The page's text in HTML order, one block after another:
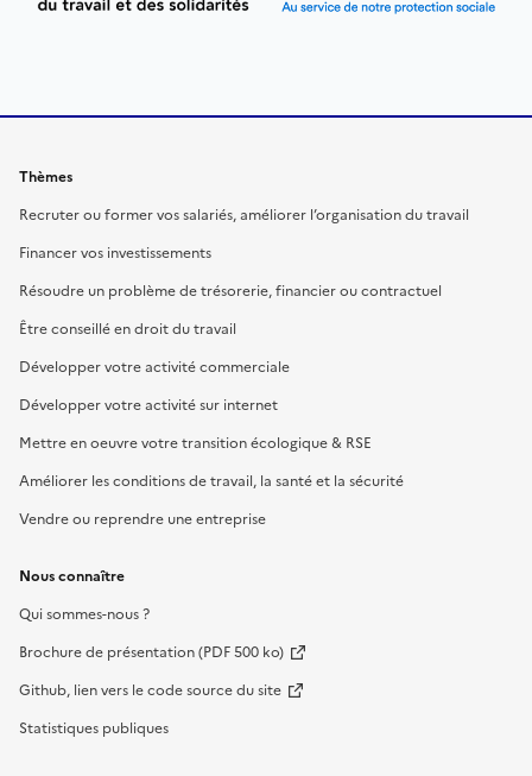
Thèmes
Recruter ou former vos salariés, améliorer l’organisation du travail
Financer vos investissements
Résoudre un problème de trésorerie, financier ou contractuel
Être conseillé en droit du travail
Développer votre activité commerciale
Développer votre activité sur internet
Mettre en oeuvre votre transition écologique & RSE
Améliorer les conditions de travail, la santé et la sécurité
Vendre ou reprendre une entreprise
Nous connaître
Qui sommes-nous ?
Brochure de présentation (PDF 500 ko)
Github, lien vers le code source du site
Statistiques publiques